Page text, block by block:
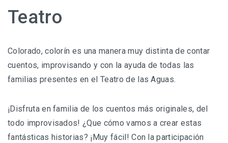
Teatro
Colorado, colorín es una manera muy distinta de contar
cuentos, improvisando y con la ayuda de todas las
familias presentes en el Teatro de las Aguas.
¡Disfruta en familia de los cuentos más originales, del
todo improvisados! ¿Que cómo vamos a crear estas
fantásticas historias? ¡Muy fácil! Con la participación